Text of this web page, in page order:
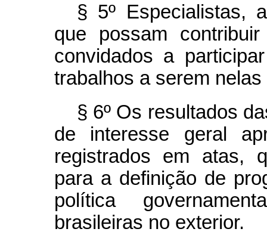
§ 5º Especialistas,
que possam
convidados a
trabalhos a serem
§ 6º Os resultados
de interesse geral
registrados em atas,
para a definição de
política
brasileiras no exterior.